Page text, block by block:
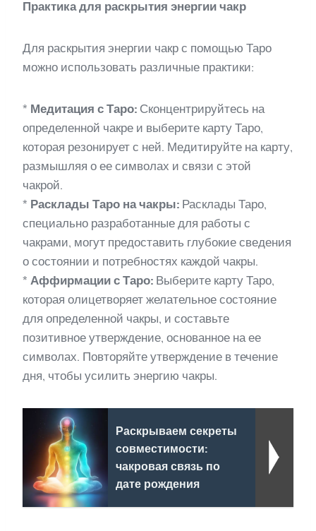
Практика для раскрытия энергии чакр
Для раскрытия энергии чакр с помощью Таро
можно использовать различные практики:
* Медитация с Таро: Сконцентрируйтесь на
определенной чакре и выберите карту Таро,
которая резонирует с ней. Медитируйте на карту,
размышляя о ее символах и связи с этой
чакрой.
* Расклады Таро на чакры: Расклады Таро,
специально разработанные для работы с
чакрами, могут предоставить глубокие сведения
о состоянии и потребностях каждой чакры.
* Аффирмации с Таро: Выберите карту Таро,
которая олицетворяет желательное состояние
для определенной чакры, и составьте
позитивное утверждение, основанное на ее
символах. Повторяйте утверждение в течение
дня, чтобы усилить энергию чакры.
Раскрываем секреты
совместимости:
чакровая связь по
дате рождения